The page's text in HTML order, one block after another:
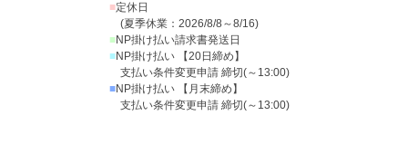
■定休日
(夏季休業：2026/8/8～8/16)
■NP掛け払い請求書発送日
■NP掛け払い 【20日締め】
支払い条件変更申請 締切(～13:00)
■NP掛け払い 【月末締め】
支払い条件変更申請 締切(～13:00)